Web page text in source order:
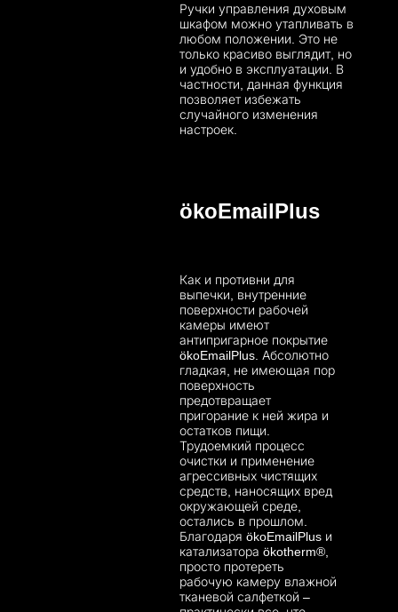
Ручки управления духовым
шкафом можно утапливать в
любом положении. Это не
только красиво выглядит, но
и удобно в эксплуатации. В
частности, данная функция
позволяет избежать
случайного изменения
настроек.
ökoEmailPlus
Как и противни для
выпечки, внутренние
поверхности рабочей
камеры имеют
антипригарное покрытие
ökoEmailPlus. Абсолютно
гладкая, не имеющая пор
поверхность
предотвращает
пригорание к ней жира и
остатков пищи.
Трудоемкий процесс
очистки и применение
агрессивных чистящих
средств, наносящих вред
окружающей среде,
остались в прошлом.
Благодаря ökoEmailPlus и
катализатора ökotherm®,
просто протереть
рабочую камеру влажной
тканевой салфеткой –